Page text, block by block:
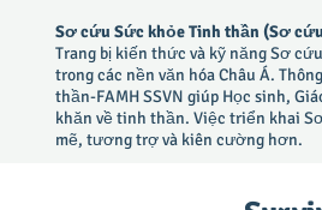
Sơ cứu Sức khỏe Tinh thần (Sơ
Trang bị kiến thức và kỹ năng Sơ
trong các nền văn hóa Châu Á.
thần-FAMH SSVN giúp Học sinh,
khăn về tinh thần. Việc triển khai
mẽ, tương trợ và kiên cường hơn.